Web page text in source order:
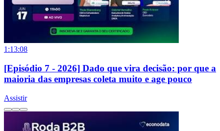
1:13:08
[Episódio 7 - 2026] Dado que vira decisão: por que a
maioria das empresas coleta muito e age pouco
Assistir